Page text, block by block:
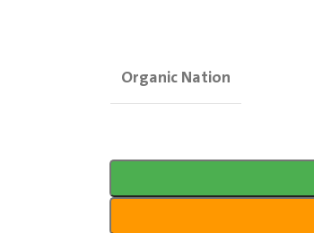
Organic Nation